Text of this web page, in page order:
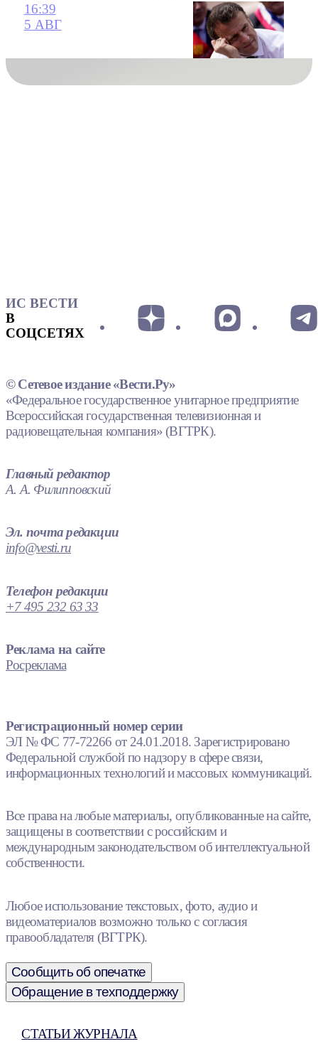
16:39
5 АВГ
ИС ВЕСТИ
В
СОЦСЕТЯХ
© Сетевое издание «Вести.Ру»
«Федеральное государственное унитарное предприятие
Всероссийская государственная телевизионная и
радиовещательная компания» (ВГТРК).
Главный редактор
А. А. Филипповский
Эл. почта редакции
info@vesti.ru
Телефон редакции
+7 495 232 63 33
Реклама на сайте
Росреклама
Регистрационный номер серии
ЭЛ № ФС 77-72266 от 24.01.2018. Зарегистрировано
Федеральной службой по надзору в сфере связи,
информационных технологий и массовых коммуникаций.
Все права на любые материалы, опубликованные на сайте,
защищены в соответствии с российским и
международным законодательством об интеллектуальной
собственности.
Любое использование текстовых, фото, аудио и
видеоматериалов возможно только с согласия
правообладателя (ВГТРК).
Сообщить об опечатке
Обращение в техподдержку
СТАТЬИ ЖУРНАЛА